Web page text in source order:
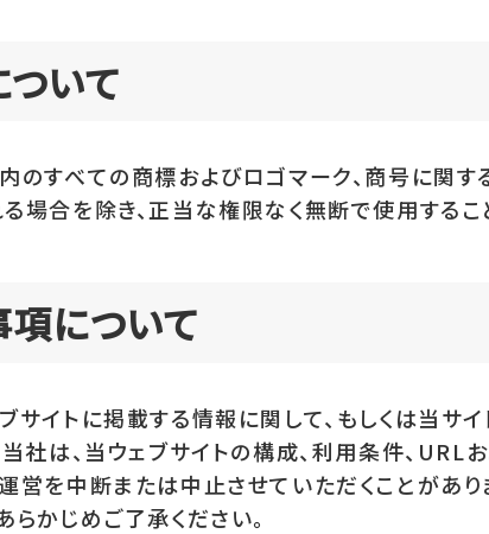
いて
のすべての商標およびロゴマーク、商号に関
場合を除き、正当な権限なく無断で使用するこ
について
サイトに掲載する情報に関して、もしくは当サ
社は、当ウェブサイトの構成、利用条件、
営を中断または中止させていただくことがあ
らかじめご了承ください。